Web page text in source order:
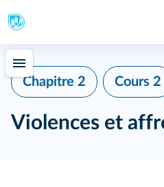
Chapitre 2 Cours 2
Violences et